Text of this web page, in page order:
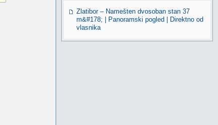
Zlatibor – Namešten dvosoban stan 37
m&#178; | Panoramski pogled | Direktno od
vlasnika